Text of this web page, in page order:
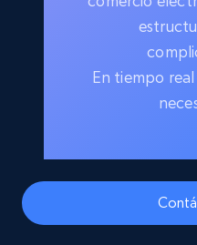
En tiempo